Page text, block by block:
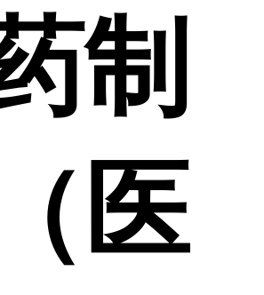
制
医